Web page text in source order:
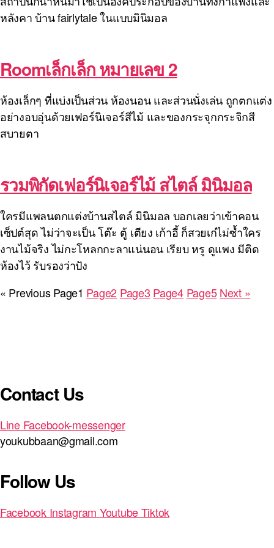
หลังคา บ้าน fairlytale ในแบบมินิมอล
Roomเล็กเล็ก หมายเลข 2
ห้องเล็กๆ ที่แบ่งเป็นส่วน ห้องนอน และส่วนนั่งเล่น ถูกตกแต่ง
อย่างอบอุ่นด้วยเฟอร์นิเจอร์สีไม้ และของกระจุกกระจิกสี
สบายตา
รวมพิกัดเฟอร์นิเจอร์ไม้ สไตล์ มินิมอล
ใครมีแพลนตกแต่งบ้านสไตล์ มินิมอล บอกเลยว่าเข้าคอน
เซ็ปต์สุด ไม่ว่าจะเป็น โต๊ะ ตู้ เตียง เก้าอี้ ก็สวยเก๋ไม่ซ้ำใคร
งานไม้จริง ไม่กะโหลกกะลาแน่นอน เรียบ หรู ดูแพง มีติด
ห้องไว้ รับรองว่าปัง
« Previous Page1 Page2 Page3 Page4 Page5 Next »
Contact Us
Line Facebook-messenger
youkubbaan@gmail.com
Follow Us
Facebook Instagram YoutubeTiktok